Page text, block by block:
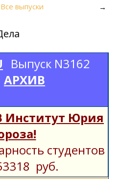
Все выпуски →
Выпуск N3162
АРХИВ
Институт Юрия
студентов
руб.